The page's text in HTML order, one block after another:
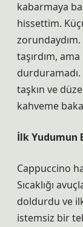
kabarmaya
hissettim.
taşırdım,
taşkın ve
kahveme
İlk Yudumun
Cappuccino
Sıcaklığı
doldurdu ve
istemsiz bir